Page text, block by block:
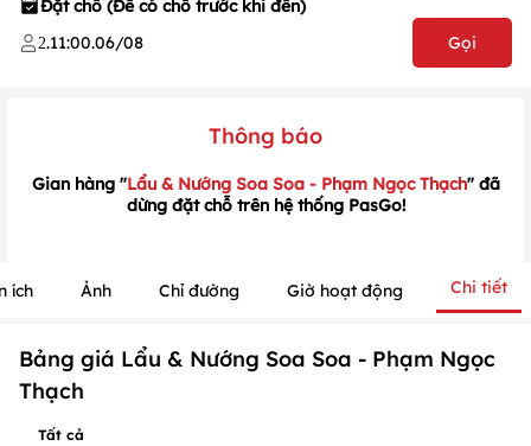
Đặt chỗ (Để có chỗ trước khi đến)
2.11:00.06/08 Gọi
Thông báo
Gian hàng "Lẩu & Nướng Soa Soa - Phạm Ngọc Thạch" đã
dừng đặt chỗ trên hệ thống PasGo!
ích Ảnh Chỉ đường Giờ hoạt động Chi tiết
Bảng giá Lẩu & Nướng Soa Soa - Phạm Ngọc
Thạch
Tất cả